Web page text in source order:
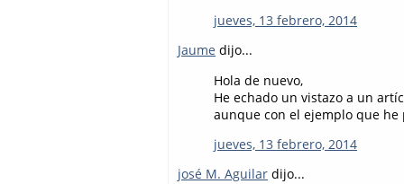
jueves, 13 febrero, 2014
Jaume dijo...
Hola de nuevo,
He echado un vistazo a un
aunque con el ejemplo que he
jueves, 13 febrero, 2014
josé M. Aguilar dijo...